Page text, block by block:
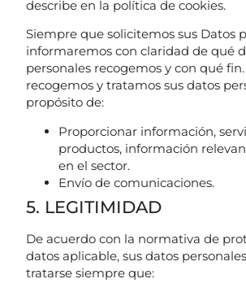
describe en la política de cookies.
Siempre que solicitemos sus Datos
informaremos con claridad de qué
personales recogemos y con qué
recogemos y tratamos sus datos
propósito de:
Proporcionar información,
productos, información
en el sector.
Envío de comunicaciones.
5. LEGITIMIDAD
De acuerdo con la normativa de
datos aplicable, sus datos
tratarse siempre que: